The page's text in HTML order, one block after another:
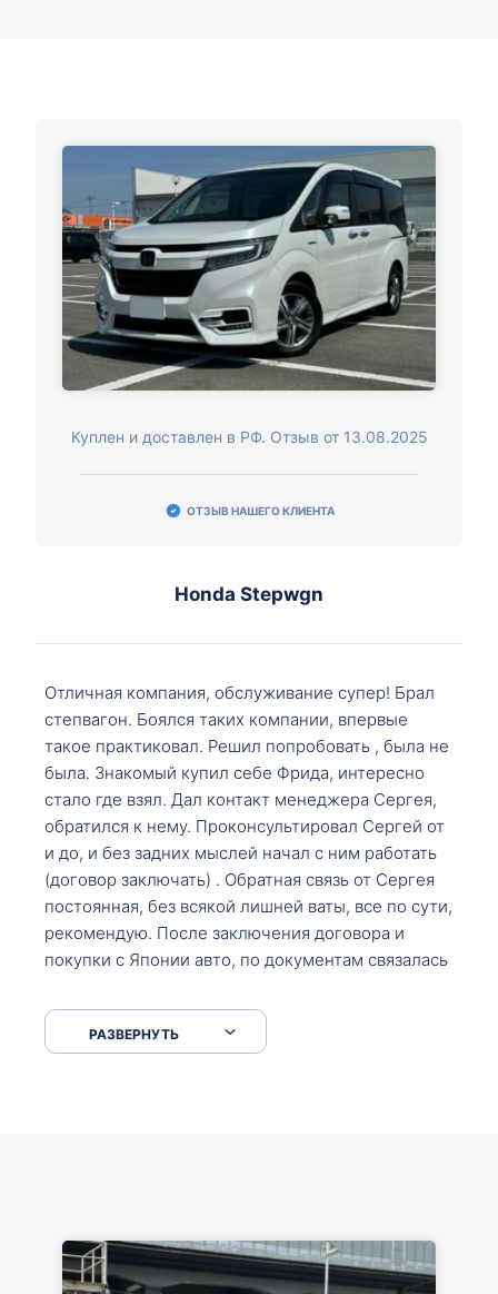
Куплен и доставлен в РФ. Отзыв от 13.08.2025
ОТЗЫВ НАШЕГО КЛИЕНТА
Honda Stepwgn
Отличная компания, обслуживание супер! Брал
степвагон. Боялся таких компании, впервые
такое практиковал. Решил попробовать , была не
была. Знакомый купил себе Фрида, интересно
стало где взял. Дал контакт менеджера Сергея,
обратился к нему. Проконсультировал Сергей от
и до, и без задних мыслей начал с ним работать
(договор заключать) . Обратная связь от Сергея
постоянная, без всякой лишней ваты, все по сути,
рекомендую. После заключения договора и
покупки с Японии авто, по документам связалась
что заполнить, куда зайти, образцы и т.д. После
приехал за авто. Меня тепло встретили Сергей с
РАЗВЕРНУТЬ